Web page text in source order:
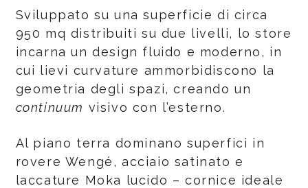
Sviluppato su una superficie di circa
950 mq distribuiti su due livelli, lo store
incarna un design fluido e moderno, in
cui lievi curvature ammorbidiscono la
geometria degli spazi, creando un
continuum visivo con l’esterno.
Al piano terra dominano superfici in
rovere Wengé, acciaio satinato e
laccature Moka lucido – cornice ideale